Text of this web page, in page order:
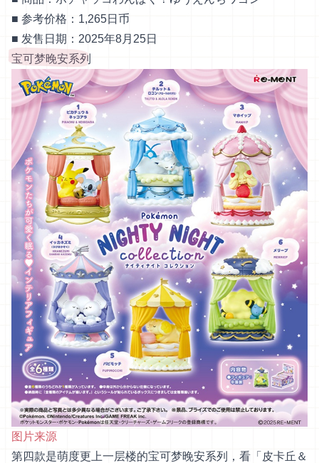
■ 参考价格：1,265日币
■ 发售日期：2025年8月25日
宝可梦晚安系列
图片来源
第四款是萌度更上一层楼的宝可梦晚安系列，看「皮卡丘＆